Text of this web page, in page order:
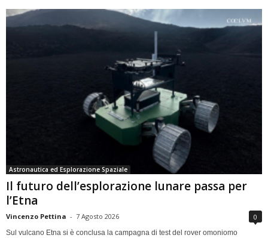
Astronautica ed Esplorazione Spaziale
Il futuro dell’esplorazione lunare passa per
l’Etna
Vincenzo Pettina - 7 Agosto 2026 0
Sul vulcano Etna si è conclusa la campagna di test del rover omoniomo